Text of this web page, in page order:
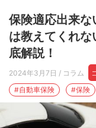
保険適応出来
は教えてくれ
底解説！
2024年3月7日 / コラム
#自動車保険
#保険